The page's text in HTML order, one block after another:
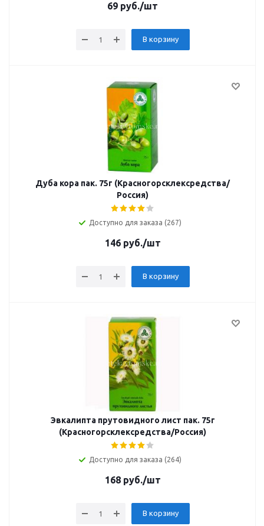
69 руб./шт
В корзину
Дуба кора пак. 75г (Красногорсклексредства/
Россия)
Доступно для заказа (267)
146руб./шт
В корзину
Эвкалипта прутовидного лист пак. 75г
(Красногорсклексредства/Россия)
Доступно для заказа (264)
168руб./шт
В корзину